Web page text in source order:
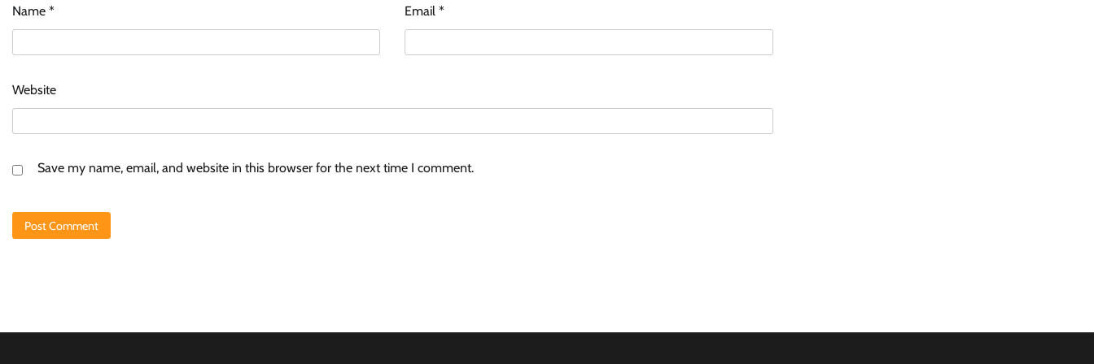
Name * Email*
Website
Save my name, email, and website in this browser for the next time I comment.